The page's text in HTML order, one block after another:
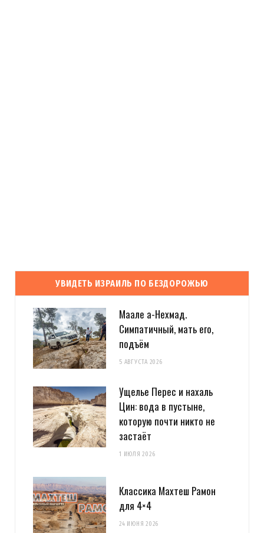
УВИДЕТЬ ИЗРАИЛЬ ПО БЕЗДОРОЖЬЮ
Маале а-Нехмад.
Симпатичный, мать его,
подъём
5 АВГУСТА 2026
Ущелье Перес и нахаль
Цин: вода в пустыне,
которую почти никто не
застаёт
1 ИЮЛЯ 2026
Классика Махтеш Рамон
для 4×4
24 ИЮНЯ 2026